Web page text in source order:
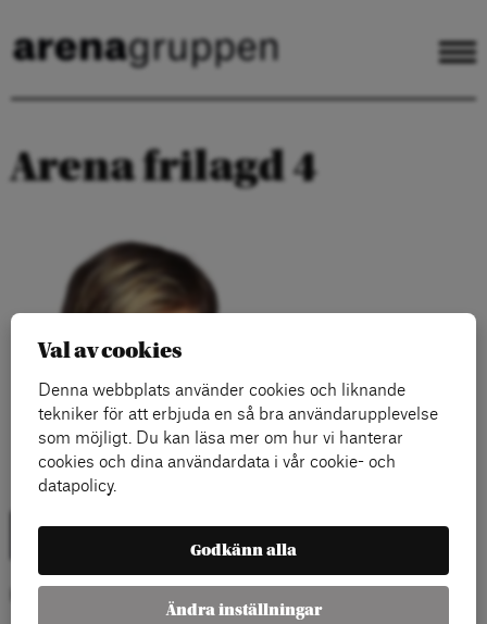
Arena frilagd 4
Val av cookies
Denna webbplats använder cookies och liknande
tekniker för att erbjuda en så bra användarupplevelse
som möjligt. Du kan läsa mer om hur vi hanterar
cookies och dina användardata i vår cookie- och
datapolicy.
Godkänn alla
Ändra inställningar